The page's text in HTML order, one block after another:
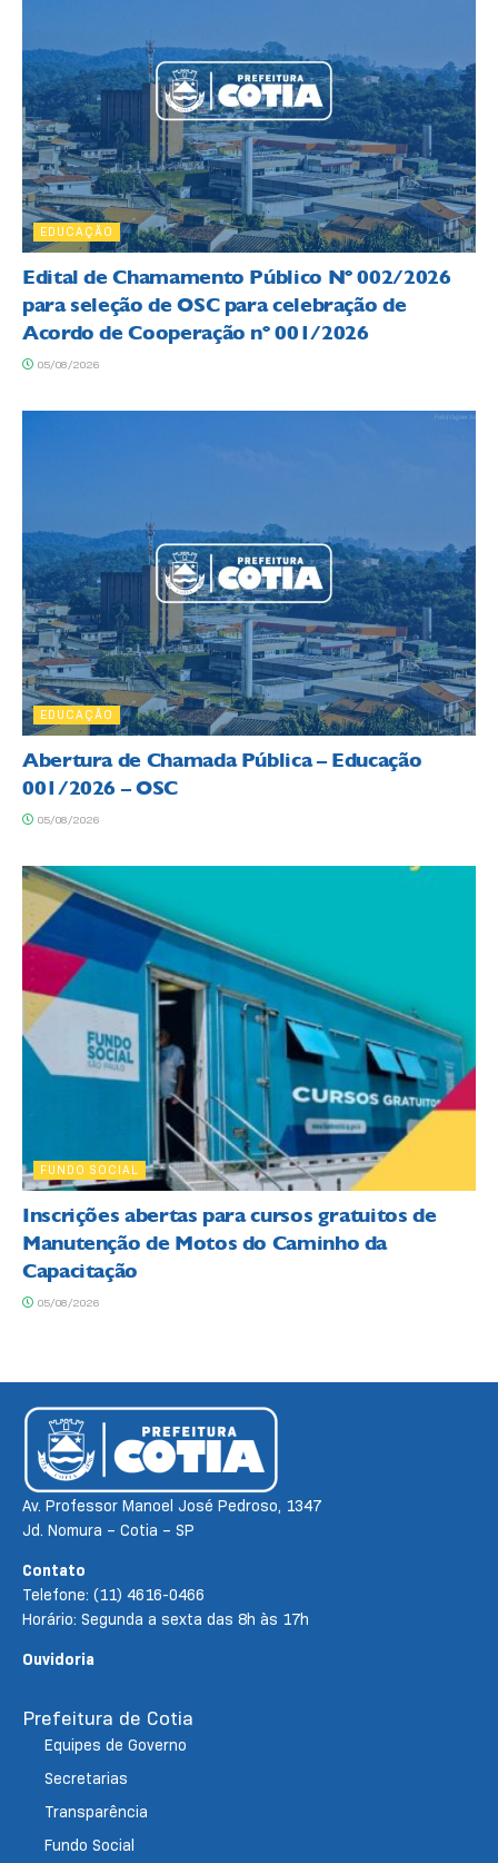
EDUCAÇÃO
Edital de Chamamento Público Nº 002/2026
para seleção de OSC para celebração de
Acordo de Cooperação nº 001/2026
05/08/2026
EDUCAÇÃO
Abertura de Chamada Pública – Educação
001/2026 – OSC
05/08/2026
FUNDO SOCIAL
Inscrições abertas para cursos gratuitos de
Manutenção de Motos do Caminho da
Capacitação
05/08/2026
Av. Professor Manoel José Pedroso, 1347
Jd. Nomura – Cotia – SP
Contato
Telefone: (11) 4616-0466
Horário: Segunda a sexta das 8h às 17h
Ouvidoria
Prefeitura de Cotia
Equipes de Governo
Secretarias
Transparência
Fundo Social